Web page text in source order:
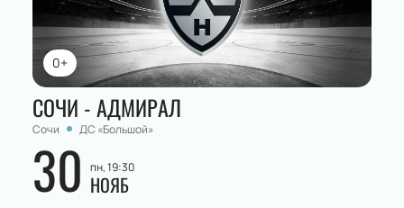
0+
СОЧИ - АДМИРАЛ
Сочи ДС «Большой»
30 пн, 19:30
НОЯБ